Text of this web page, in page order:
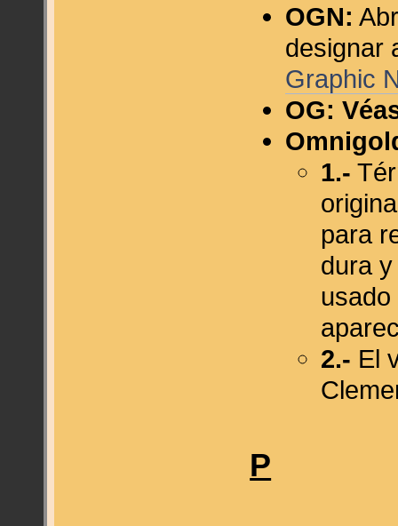
OGN:
designar
Graphic
OG:
1.-
para
dura
usado
2.- El
P